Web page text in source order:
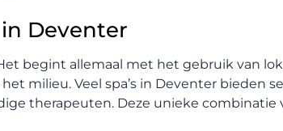
Deventer
begint allemaal met het gebruik van
milieu. Veel spa’s in Deventer bieden
therapeuten. Deze unieke combinatie